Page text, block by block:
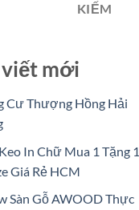
KIẾM
viết mới
Cư Thượng Hồng Hải
In Chữ Mua 1 Tặng 1
Giá Rẻ HCM
Sàn Gỗ AWOOD Thực